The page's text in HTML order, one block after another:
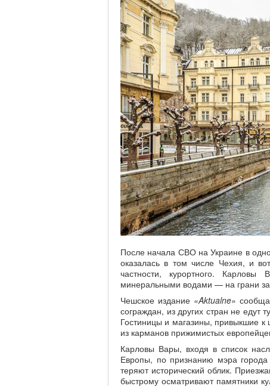
После начала СВО на Украине в
оказалась в том числе Чехия, и
частности, курортного.
минеральными водами — на грани
Чешское издание «Aktualne»
сограждан, из других стран не едут
Гостиницы и магазины, привыкшие к
из карманов прижимистых
Карловы Вары, входя в список
Европы, по признанию мэра
теряют исторический облик.
быстрому осматривают памятники